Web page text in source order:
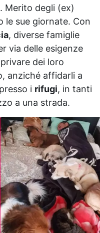
Merito degli (ex)
le sue giornate. Con
, diverse famiglie
via delle esigenze
dei loro
anziché affidarli a
i rifugi, in tanti
a una strada.